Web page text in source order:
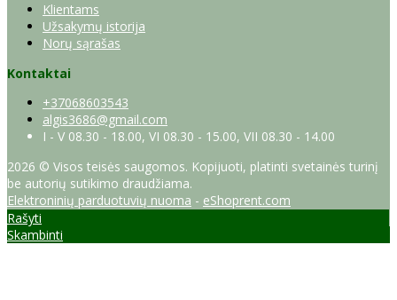
Klientams
Užsakymų istorija
Norų sąrašas
Kontaktai
+37068603543
algis3686@gmail.com
I - V 08.30 - 18.00, VI 08.30 - 15.00, VII 08.30 - 14.00
2026 © Visos teisės saugomos. Kopijuoti, platinti svetainės turinį
be autorių sutikimo draudžiama.
Elektroninių parduotuvių nuoma - eShoprent.com
Rašyti
Skambinti